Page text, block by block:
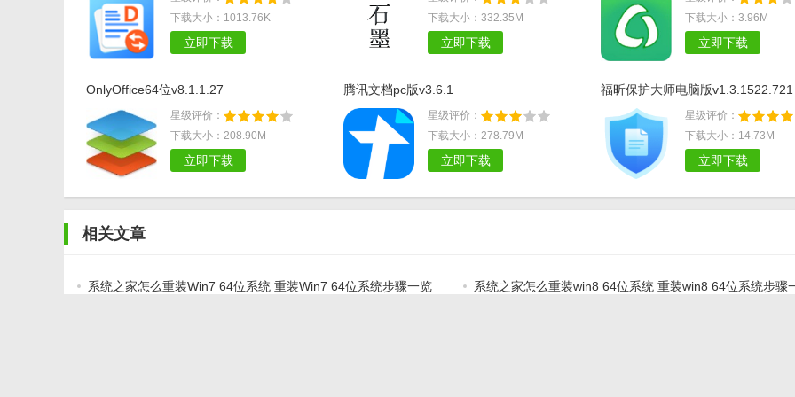
下载大小：1013.76K
立即下载
下载大小：332.35M
立即下载
下载大小：3.96M
立即下载
OnlyOffice64位v8.1.1.27
星级评价：
下载大小：208.90M
立即下载
腾讯文档pc版v3.6.1
星级评价：
下载大小：278.79M
立即下载
福昕保护大师电脑版v1.3.1522.721
星级评价：
下载大小：14.73M
立即下载
相关文章
系统之家怎么重装Win7 64位系统 重装Win7 64位系统步骤一览 系统之家怎么重装win8 64位系统 重装win8 64位系统步骤